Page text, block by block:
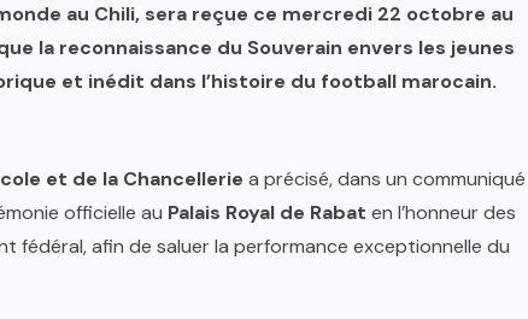
au Chili, sera reçue ce mercredi 22 octobre au
la reconnaissance du Souverain envers les jeunes
et inédit dans l’histoire du football marocain.
et de la Chancellerie a précisé, dans un communiqué
officielle au Palais Royal de Rabat en l’honneur des
fédéral, afin de saluer la performance exceptionnelle du